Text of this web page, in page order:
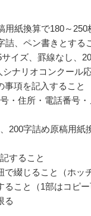
紙換算で180～250
、ペン書きとする
イズ、罫線なし、
ナリオコンクール
事項を記入すること
・住所・電話番号
200字詰め原稿用紙
すること
綴じること（ホッ
こと（1部はコピー
る